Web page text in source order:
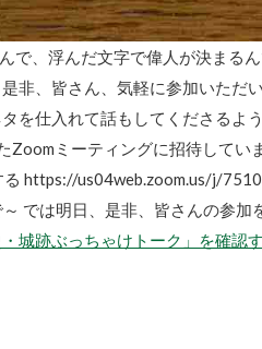
、浮んだ文字で偉人が決まる
非、皆さん、気軽に参加いただ
を仕入れて話もしてくださるよ
ミーティングに招待してい
https://us04web.zoom.us/j/
では明日、是非、皆さんの参
・城跡ぶっちゃけトーク」を確認